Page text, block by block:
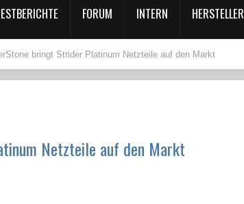
FORUM INTERN HERSTELLER
bringt Strider Platinum Netzteile auf den Markt
Netzteile auf den Markt